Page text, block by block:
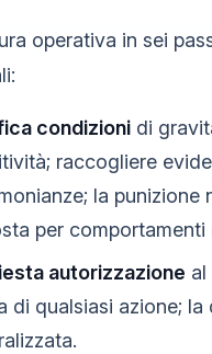
operativa in sei
condizioni di
raccogliere
la punizione
per comportamenti
autorizzazione al
di qualsiasi azione; la